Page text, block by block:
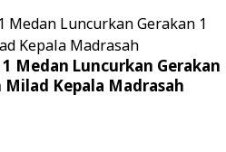
Medan Luncurkan Gerakan
Milad Kepala Madrasah